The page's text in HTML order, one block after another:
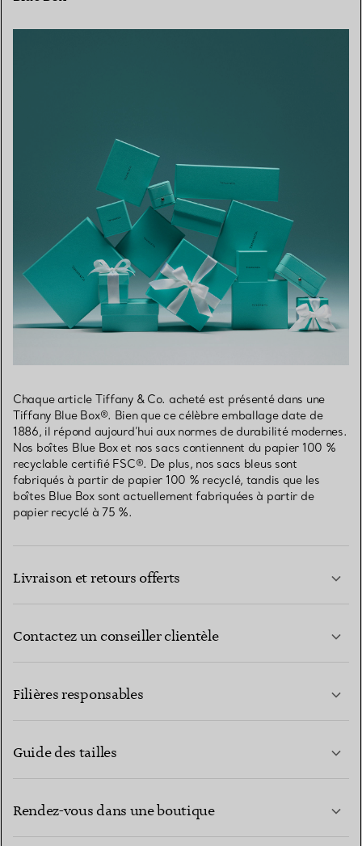
Chaque article Tiffany & Co. acheté est présenté dans une
Tiffany Blue Box®. Bien que ce célèbre emballage date de
1886, il répond aujourd’hui aux normes de durabilité modernes.
Nos boîtes Blue Box et nos sacs contiennent du papier 100 %
recyclable certifié FSC®. De plus, nos sacs bleus sont
fabriqués à partir de papier 100 % recyclé, tandis que les
boîtes Blue Box sont actuellement fabriquées à partir de
papier recyclé à 75 %.
Livraison et retours offerts
Contactez un conseiller clientèle
Filières responsables
Guide des tailles
Rendez-vous dans une boutique